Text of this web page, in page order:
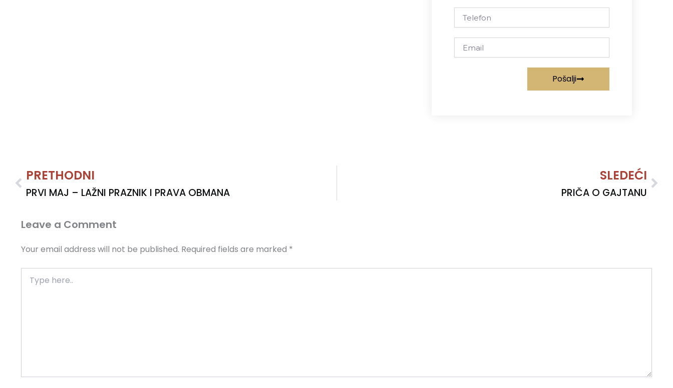
Telefon
Email
Pošalji
Prev
PRETHODNI
PRVI MAJ – LAŽNI PRAZNIK I PRAVA OBMANA
SLEDEĆI
PRIČA O GAJTANU
Leave a Comment
Your email address will not be published. Required fields are marked *
here..